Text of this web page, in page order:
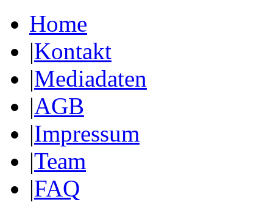
Home
|Kontakt
|Mediadaten
|AGB
|Impressum
|Team
|FAQ